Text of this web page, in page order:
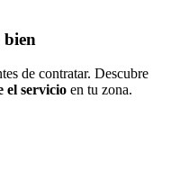
bien
de contratar. Descubre
el servicio en tu zona.